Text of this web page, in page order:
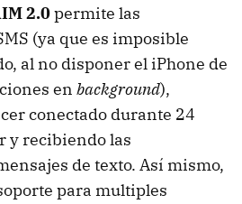
2.0permite las
(ya que es imposible
al no disponer el iPhone de
en background),
conectado durante 24
y recibiendo las
de texto. Así mismo,
para multiples